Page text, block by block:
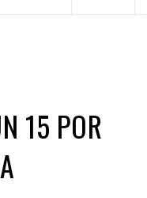
15 POR